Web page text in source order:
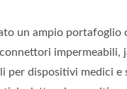
un ampio portafoglio
impermeabili,
per dispositivi medici